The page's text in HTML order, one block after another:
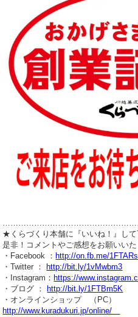
★くらづくり本舗に『いいね！』して
是非！コメントやご感想をお願いいた
・Facebook ： http://on.fb.me/
・Twitter ：
http://bit.ly/1vMwbm3
・Instagram： https://
・ブログ ：
http://bit.ly/1FTBm5K
・オンラインショップ （PC）
http://www.kuradukuri.jp/online/